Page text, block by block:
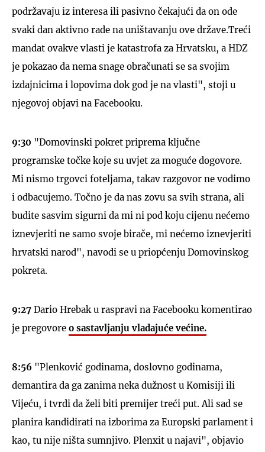
podržavaju iz interesa ili pasivno čekajući da on ode
svaki dan aktivno rade na uništavanju ove države.Treći
mandat ovakve vlasti je katastrofa za Hrvatsku, a HDZ
je pokazao da nema snage obračunati se sa svojim
izdajnicima i lopovima dok god je na vlasti", stoji u
njegovoj objavi na Facebooku.
9:30 "Domovinski pokret priprema ključne
programske točke koje su uvjet za moguće dogovore.
Mi nismo trgovci foteljama, takav razgovor ne vodimo
i odbacujemo. Točno je da nas zovu sa svih strana, ali
budite sasvim sigurni da mi ni pod koju cijenu nećemo
iznevjeriti ne samo svoje birače, mi nećemo iznevjeriti
hrvatski narod", navodi se u priopćenju Domovinskog
pokreta.
9:27 Dario Hrebak u raspravi na Facebooku komentirao
je pregovore o sastavljanju vladajuće većine.
8:56 "Plenković godinama, doslovno godinama,
demantira da ga zanima neka dužnost u Komisiji ili
Vijeću, i tvrdi da želi biti premijer treći put. Ali sad se
planira kandidirati na izborima za Europski parlament i
kao, tu nije ništa sumnjivo. Plenxit u najavi", objavio